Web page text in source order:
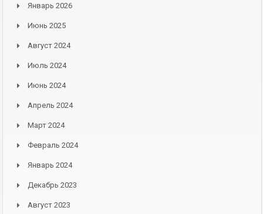
Январь 2026
Июнь 2025
Август 2024
Июль 2024
Июнь 2024
Апрель 2024
Март 2024
Февраль 2024
Январь 2024
Декабрь 2023
Август 2023